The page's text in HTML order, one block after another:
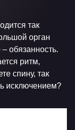
так
орган
– обязанность.
ритм,
спину, так
исключением?